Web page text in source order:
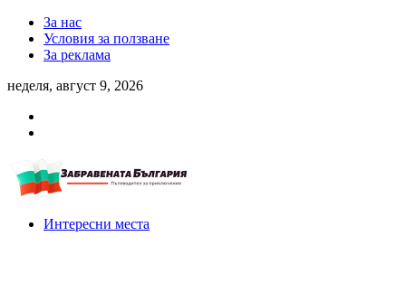
За нас
Условия за ползване
За реклама
неделя, август 9, 2026
Интересни места